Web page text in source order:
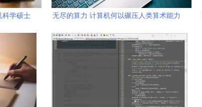
科学硕士
无尽的算力 计算机何以碾压人类算术能力